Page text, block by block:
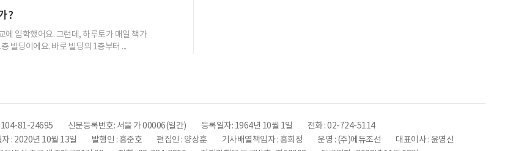
?
에 입학했어요. 그런데, 하루토가 매일 책가
빌딩이에요. 바로 빌딩의 1층부터 ...
104-81-24695 신문등록번호: 서울 가 00006(일간) 등록일자: 1964년 10월 1일
전화 : 02-724-5114
: 2020년 10월 13일 발행인 : 홍준호 편집인 : 양상훈 기사배열책임자 : 홍희정 운영 : (주)에듀조선
대표이사 : 윤영신